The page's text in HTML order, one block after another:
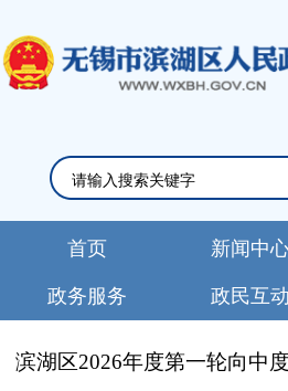
首页 新闻中
政务服务 政民互动
滨湖区2026年度第一轮向中